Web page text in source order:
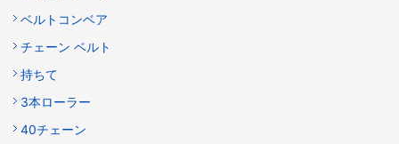
ベルトコンベア
チェーン ベルト
持ちて
3本ローラー
40チェーン